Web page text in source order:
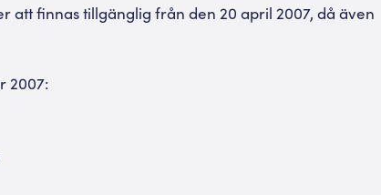
att finnas tillgänglig från den 20 april 2007, då även
2007: